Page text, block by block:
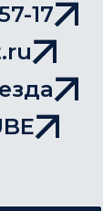
17